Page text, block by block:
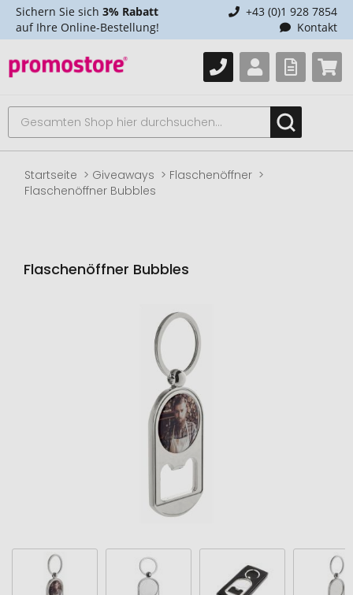
Sichern Sie sich 3% Rabatt
auf Ihre Online-Bestellung!
+43 (0)1 928 7854
Kontakt
Startseite Giveaways
Flaschenöffner
Flaschenöffner Bubbles
Flaschenöffner Bubbles